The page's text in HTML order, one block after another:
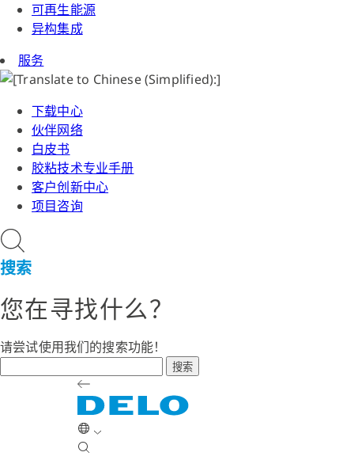
可再生能源
异构集成
服务
下载中心
伙伴网络
白皮书
胶粘技术专业手册
客户创新中心
项目咨询
搜索
您在寻找什么？
请尝试使用我们的搜索功能！
搜索